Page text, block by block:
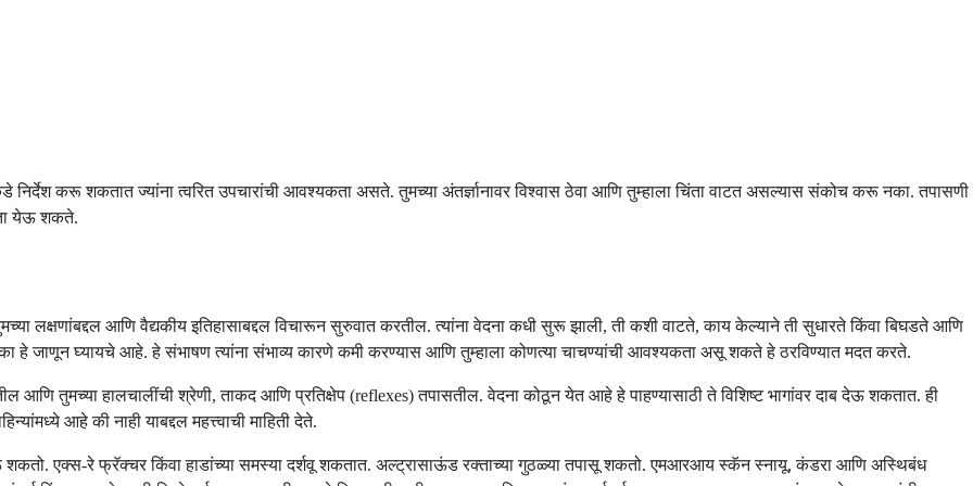
निर्देश करू शकतात ज्यांना त्वरित उपचारांची आवश्यकता असते. तुमच्या अंतर्ज्ञानावर विश्वास ठेवा आणि तुम्हाला चिंता वाटत असल्यास संकोच करू नका. तपासणी
येऊ शकते.
लक्षणांबद्दल आणि वैद्यकीय इतिहासाबद्दल विचारून सुरुवात करतील. त्यांना वेदना कधी सुरू झाली, ती कशी वाटते, काय केल्याने ती सुधारते किंवा बिघडते आणि
हे जाणून घ्यायचे आहे. हे संभाषण त्यांना संभाव्य कारणे कमी करण्यास आणि तुम्हाला कोणत्या चाचण्यांची आवश्यकता असू शकते हे ठरविण्यात मदत करते.
तुमच्या हालचालींची श्रेणी, ताकद आणि प्रतिक्षेप (reflexes) तपासतील. वेदना कोठून येत आहे हे पाहण्यासाठी ते विशिष्ट भागांवर दाब देऊ शकतात. ही
आहे की नाही याबद्दल महत्त्वाची माहिती देते.
शकतो. एक्स-रे फ्रॅक्चर किंवा हाडांच्या समस्या दर्शवू शकतात. अल्ट्रासाऊंड रक्ताच्या गुठळ्या तपासू शकतो. एमआरआय स्कॅन स्नायू, कंडरा आणि अस्थिबंध